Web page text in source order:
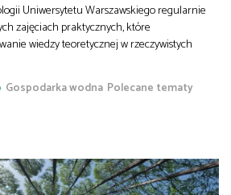
Uniwersytetu Warszawskiego regularnie
zajęciach praktycznych, które
wiedzy teoretycznej w rzeczywistych
Gospodarka wodna Polecane tematy